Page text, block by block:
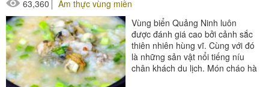
63,360
Ẩm thực vùng miền
Vùng biển Quảng Ninh luôn
được đánh giá cao bởi cảnh sắc
thiên nhiên hùng vĩ. Cùng với đó
là những sản vật nổi tiếng níu
chân khách du lịch. Món cháo hà